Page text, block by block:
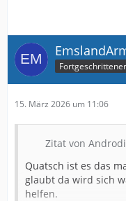
Fortgeschrittener
15. März 2026 um 11:06
Zitat von
Quatsch ist es das
glaubt da wird sich
helfen.